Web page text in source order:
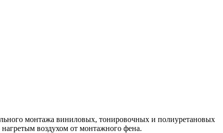
монтажа виниловых, тонировочных и полиуретановых
воздухом от монтажного фена.